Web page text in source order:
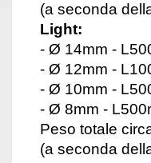
(a seconda
Light:
- Ø 14mm -
- Ø 12mm -
- Ø 10mm -
- Ø 8mm -
Peso totale
(a seconda